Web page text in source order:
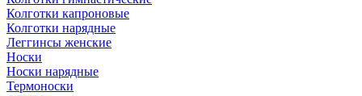
Колготки капроновые
Колготки нарядные
Леггинсы женские
Носки
Носки нарядные
Термоноски